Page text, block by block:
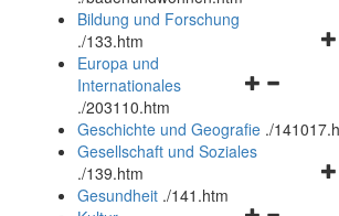
Bildung und Forschung
./133.htm
und
schließen
Europa und
Internationales
./203110.htm
Geschichte und Geografie ./
Gesellschaft und Soziales
./139.htm
Gesundheit ./141.htm